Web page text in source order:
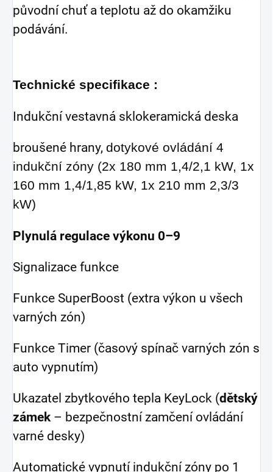
původní chuť a teplotu až do okamžiku
podávání.
Technické specifikace :
Indukční vestavná sklokeramická deska
broušené hrany, dotykové ovládání 4
indukční zóny (2x 180 mm 1,4/2,1 kW, 1x
160 mm 1,4/1,85 kW, 1x 210 mm 2,3/3
kW)
Plynulá regulace výkonu 0–9
Signalizace funkce
Funkce SuperBoost (extra výkon u všech
varných zón)
Funkce Timer (časový spínač varných zón s
auto vypnutím)
Ukazatel zbytkového tepla KeyLock (dětský
zámek– bezpečnostní zamčení ovládání
varné desky)
Automatické vypnutí indukční zóny po 1